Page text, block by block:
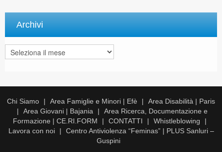
Archivi
Archivi
Chi Siamo Area Famiglie e Minori | Efè
Area Disabilità | Paris
Area Giovani | Bajania
Area Ricerca, Documentazione e
Formazione | CE.RI.FORM
CONTATTI
Whistleblowing
Lavora con noi
Centro Antiviolenza “Feminas” | PLUS Sanluri –
Guspini